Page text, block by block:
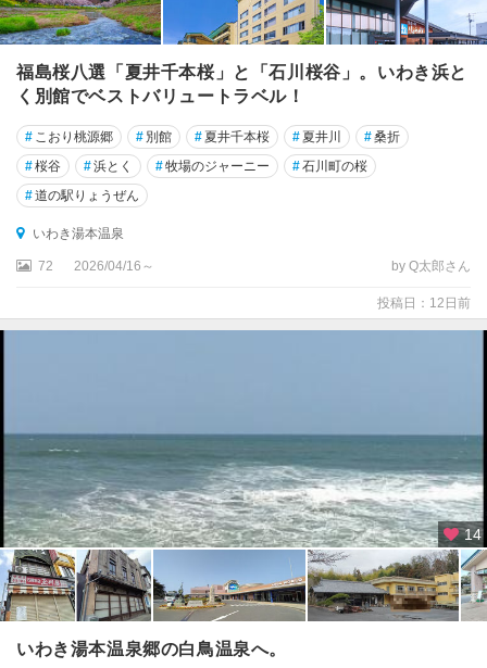
郡
山
・
河
相
馬
・
わ
相
馬
・
飯
館
村
い
わ
市
福島桜八選「夏井千本桜」と「石川桜谷」。いわき浜と
く別館でベストバリュートラベル！
# こおり桃源郷 # 別館 #夏井千本桜 #夏井川 #桑折
#桜谷 #浜とく #牧場のジャーニー #石川町の桜
#道の駅りょうぜん
いわき湯本温泉
72 2026/04/16～ by Q太郎さん
投稿日：12日前
14
いわき湯本温泉郷の白鳥温泉へ。